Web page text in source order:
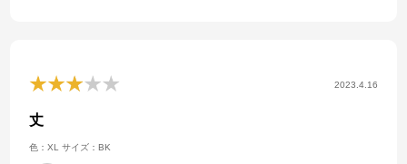
2023.4.16
丈
色：XL サイズ：BK